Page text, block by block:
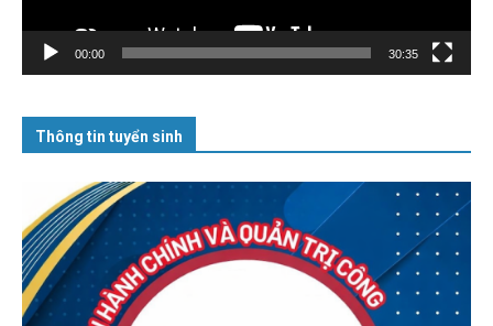
00:00 30:35
Thông tin tuyển sinh